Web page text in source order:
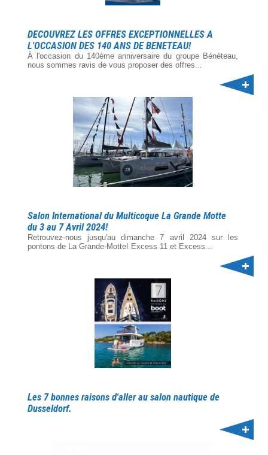
DECOUVREZ LES OFFRES EXCEPTIONNELLES A
L'OCCASION DES 140 ANS DE BENETEAU!
À l'occasion du 140ème anniversaire du groupe Bénéteau,
nous sommes ravis de vous proposer des offres...
Salon International du Multicoque La Grande Motte
du 3 au 7 Avril 2024!
Retrouvez-nous jusqu'au dimanche 7 avril 2024 sur les
pontons de La Grande-Motte! Excess 11 et Excess...
Les 7 bonnes raisons d'aller au salon nautique de
Dusseldorf.